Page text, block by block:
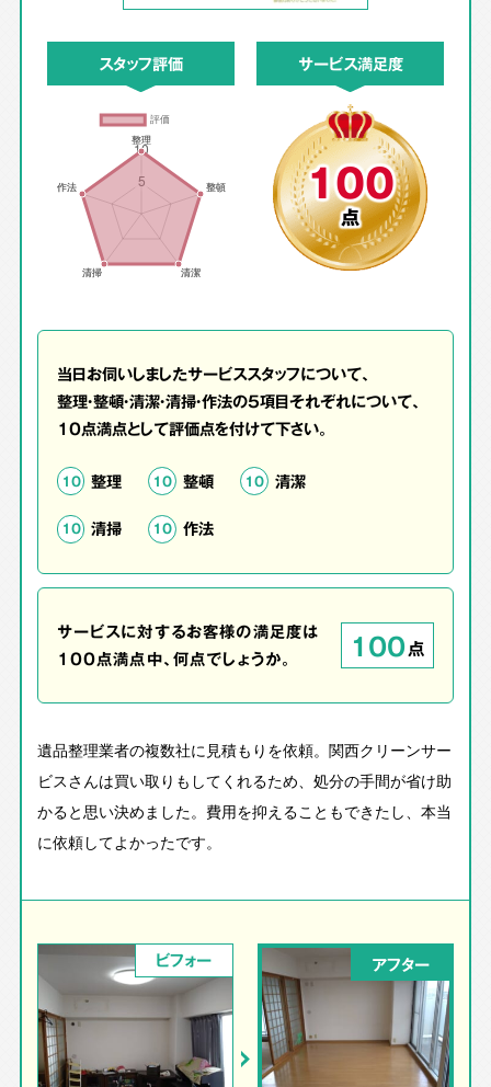
スタッフ評価 サービス満足度
100
点
当日お伺いしましたサービススタッフについて、
整理・整頓・清潔・清掃・作法の5項目それぞれについて、
10点満点として評価点を付けて下さい。
10 整理 10 整頓 10 清潔
10 清掃 10 作法
サービスに対するお客様の満足度は
100点満点中、何点でしょうか。
100点
遺品整理業者の複数社に見積もりを依頼。関西クリーンサー
ビスさんは買い取りもしてくれるため、処分の手間が省け助
かると思い決めました。費用を抑えることもできたし、本当
に依頼してよかったです。
ビフォー アフター